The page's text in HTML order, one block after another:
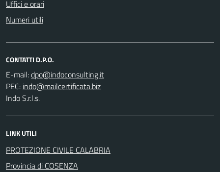
Uffici e orari
Numeri utili
CONTATTI D.P.O.
E-mail:
PEC:
Indo S.r.l.s.
LINK UTILI
PROTEZIONE CIVILE CALABRIA
Provincia di COSENZA